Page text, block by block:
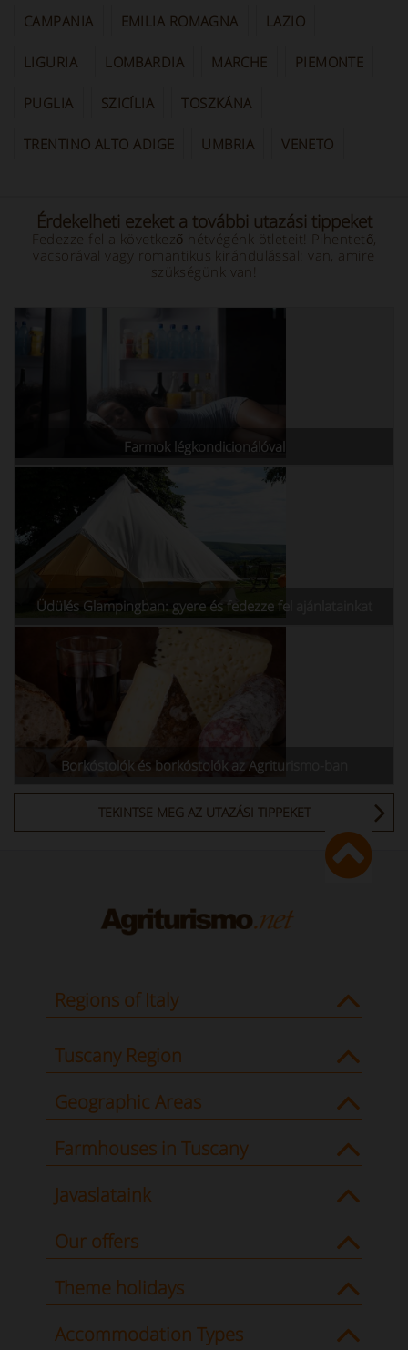
CAMPANIA EMILIA ROMAGNA LAZIO
LIGURIA LOMBARDIA MARCHE PIEMONTE
PUGLIA SZICÍLIA TOSZKÁNA
TRENTINO ALTO ADIGE UMBRIA VENETO
Érdekelheti ezeket a további utazási tippeket
Fedezze fel a következő hétvégénk ötleteit! Pihentető,
vacsorával vagy romantikus kirándulással: van, amire
szükségünk van!
Farmok légkondicionálóval
Üdülés Glampingban: gyere és fedezze fel ajánlatainkat
Borkóstolók és borkóstolók az Agriturismo-ban
TEKINTSE MEG AZ UTAZÁSI TIPPEKET
Regions of Italy
Tuscany Region
Geographic Areas
Farmhouses in Tuscany
Javaslataink
Our offers
Theme holidays
Accommodation Types